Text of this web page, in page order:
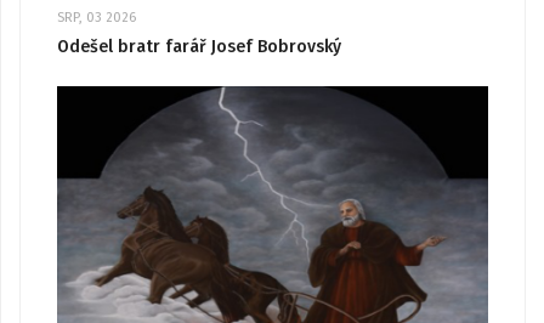
SRP, 03 2026
Odešel bratr farář Josef Bobrovský